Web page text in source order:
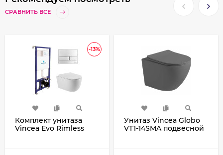
СРАВНИТЬ ВСЕ
-13%
Комплект унитаза
Vincea Evo Rimless
Унитаз Vincea Globo
VT1-14SMA подвесной